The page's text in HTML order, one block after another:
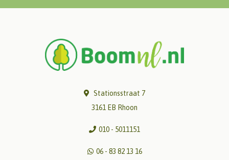
Stationsstraat 7
3161 EB Rhoon
010 - 5011151
06 - 83 82 13 16